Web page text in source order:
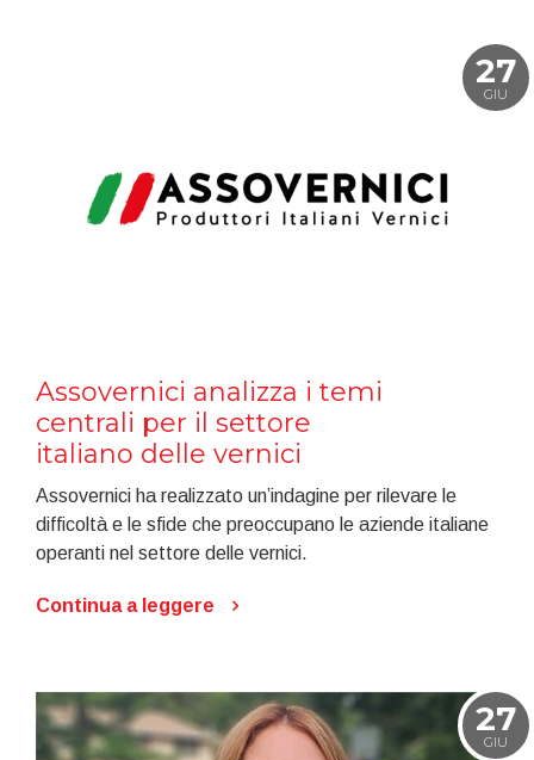
27
GIU
Assovernici analizza i temi
centrali per il settore
italiano delle vernici
Assovernici ha realizzato un’indagine per rilevare le
difficoltà e le sfide che preoccupano le aziende italiane
operanti nel settore delle vernici.
Continua a leggere
27
GIU